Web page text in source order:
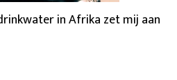
in Afrika zet mij aan